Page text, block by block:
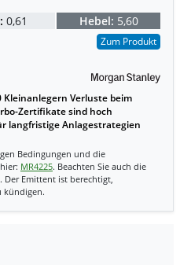
0,61 Hebel: 5,60
Zum Produkt
Verluste beim
Zertifikate sind hoch
langfristige Anlagestrategien
Bedingungen und die
MR4225. Beachten Sie auch die
Der Emittent ist berechtigt,
kündigen.